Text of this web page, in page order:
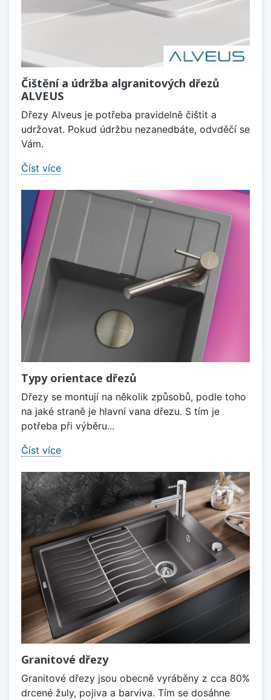
Čištění a údržba algranitových dřezů
ALVEUS
Dřezy Alveus je potřeba pravidelně čištit a
udržovat. Pokud údržbu nezanedbáte, odvděčí se
Vám.
Číst více
Typy orientace dřezů
Dřezy se montují na několik způsobů, podle toho
na jaké straně je hlavní vana dřezu. S tím je
potřeba při výběru...
Číst více
Granitové dřezy
Granitové dřezy jsou obecně vyráběny z cca 80%
drcené žuly, pojiva a barviva. Tím se dosáhne